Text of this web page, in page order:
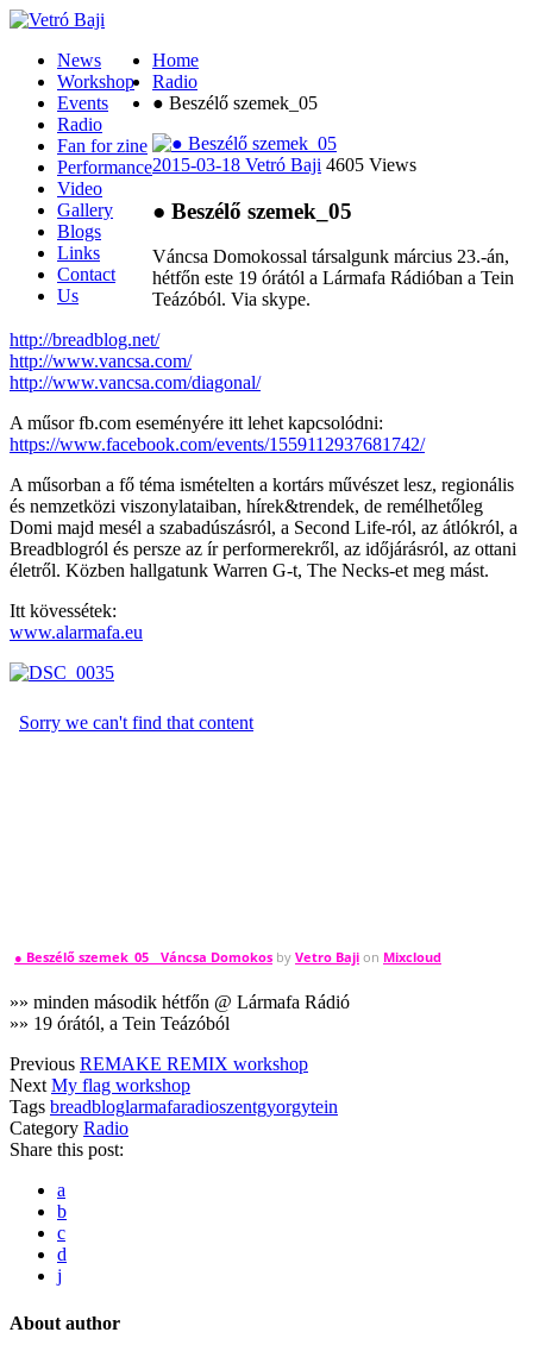
News
Workshop
Events
Radio
Fan for zine
Performance
Video
Gallery
Blogs
Links
Contact
Us
Home
Radio
● Beszélő szemek_05
2015-03-18 Vetró Baji 4605 Views
● Beszélő szemek_05
Váncsa Domokossal társalgunk március 23.-án,
hétfőn este 19 órától a Lármafa Rádióban a Tein
Teázóból. Via skype.
http://breadblog.net/
http://www.vancsa.com/
http://www.vancsa.com/diagonal/
A műsor fb.com eseményére itt lehet kapcsolódni:
https://www.facebook.com/events/1559112937681742/
A műsorban a fő téma ismételten a kortárs művészet lesz, regionális
és nemzetközi viszonylataiban, hírek&trendek, de remélhetőleg
Domi majd mesél a szabadúszásról, a Second Life-ról, az átlókról, a
Breadblogról és persze az ír performerekről, az időjárásról, az ottani
életről. Közben hallgatunk Warren G-t, The Necks-et meg mást.
Itt kövessétek:
www.alarmafa.eu
● Beszélő szemek_05__Váncsa Domokos by Vetro Baji on Mixcloud
»» minden második hétfőn @ Lármafa Rádió
»» 19 órától, a Tein Teázóból
Previous REMAKE REMIX workshop
NextMy flag workshop
Tags breadbloglarmafaradioszentgyorgytein
Category Radio
Share this post:
a
b
c
d
j
About author